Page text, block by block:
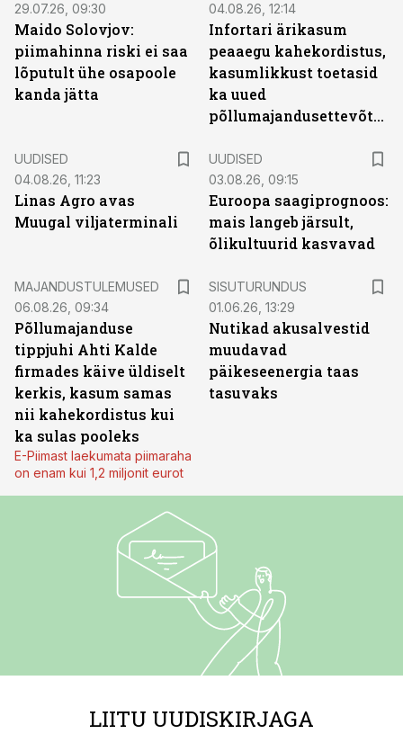
29.07.26, 09:30
Maido Solovjov:
piimahinna riski ei saa
lõputult ühe osapoole
kanda jätta
04.08.26, 12:14
Infortari ärikasum
peaaegu kahekordistus,
kasumlikkust toetasid
ka uued
põllumajandusettevõtted
UUDISED
04.08.26, 11:23
Linas Agro avas
Muugal viljaterminali
UUDISED
03.08.26, 09:15
Euroopa saagiprognoos:
mais langeb järsult,
õlikultuurid kasvavad
MAJANDUSTULEMUSED
06.08.26, 09:34
Põllumajanduse
tippjuhi Ahti Kalde
firmades käive üldiselt
kerkis, kasum samas
nii kahekordistus kui
ka sulas pooleks
E-Piimast laekumata piimaraha
on enam kui 1,2 miljonit eurot
SISUTURUNDUS
01.06.26, 13:29
Nutikad akusalvestid
muudavad
päikeseenergia taas
tasuvaks
LIITU UUDISKIRJAGA